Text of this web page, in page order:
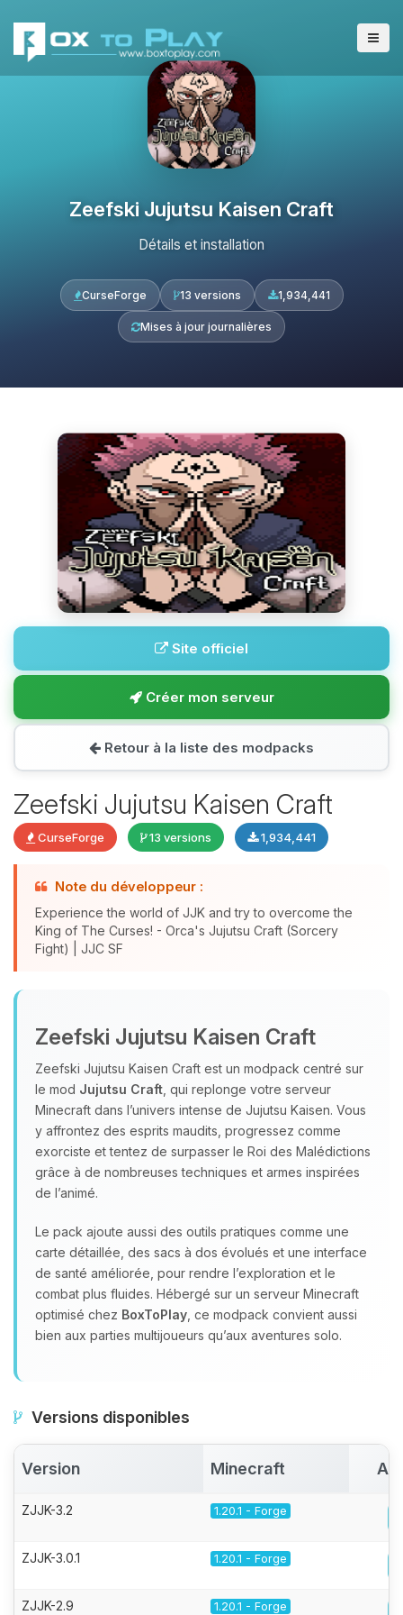
Zeefski Jujutsu Kaisen Craft
Détails et installation
CurseForge 13 versions 1,934,441
Mises à jour journalières
Site officiel
Créer mon serveur
Retour à la liste des modpacks
Zeefski Jujutsu Kaisen Craft
CurseForge 13 versions 1,934,441
Note du développeur :
Experience the world of JJK and try to overcome the
King of The Curses! - Orca's Jujutsu Craft (Sorcery
Fight) | JJC SF
Zeefski Jujutsu Kaisen Craft
Zeefski Jujutsu Kaisen Craft est un modpack centré sur
le mod Jujutsu Craft , qui replonge votre serveur
Minecraft dans l’univers intense de Jujutsu Kaisen. Vous
y affrontez des esprits maudits, progressez comme
exorciste et tentez de surpasser le Roi des Malédictions
grâce à de nombreuses techniques et armes inspirées
de l’animé.
Le pack ajoute aussi des outils pratiques comme une
carte détaillée, des sacs à dos évolués et une interface
de santé améliorée, pour rendre l’exploration et le
combat plus fluides. Hébergé sur un serveur Minecraft
optimisé chez BoxToPlay , ce modpack convient aussi
bien aux parties multijoueurs qu’aux aventures solo.
Versions disponibles
Version Minecraft
ZJJK-3.2 1.20.1 - Forge
ZJJK-3.0.1 1.20.1 - Forge
ZJJK-2.9 1.20.1 - Forge
assistant BoxToPlay. Dis-moi ce dont
tu as besoin et je vais remuer mes
petits circuits pour t’aider.
10/08/2026 à 20:19